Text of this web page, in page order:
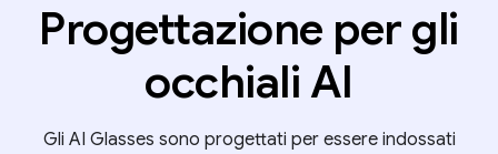
Progettazione per gli
occhiali AI
Gli AI Glasses sono progettati per essere indossati